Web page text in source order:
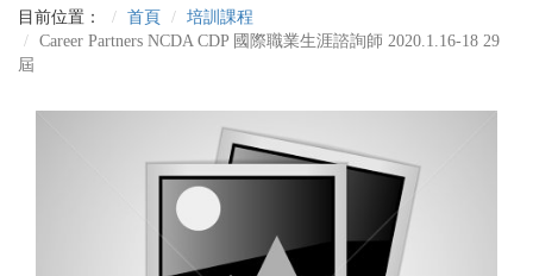
目前位置： 首頁
培訓課程
Career Partners NCDA CDP 國際職業生涯諮詢師 2020.1.16-18 29
屆